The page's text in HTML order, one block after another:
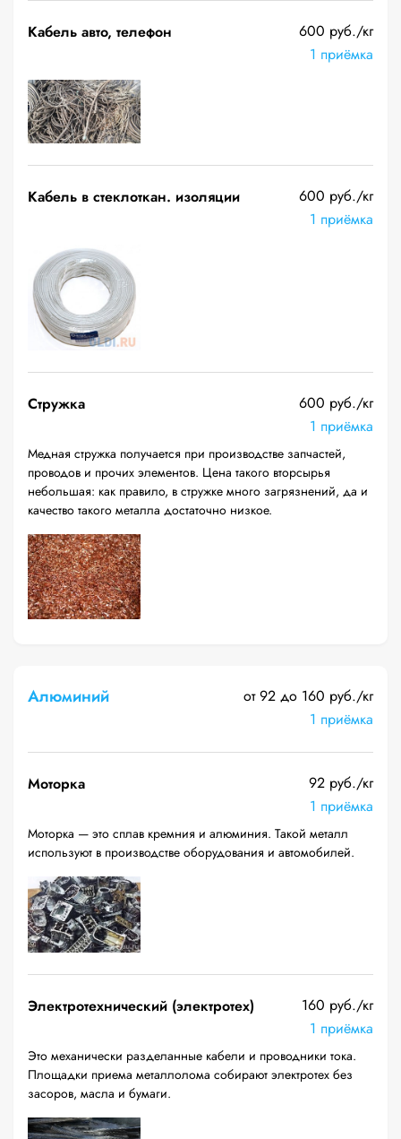
Кабель авто, телефон
600 руб./кг
1 приёмка
Кабель в стеклоткан. изоляции
600 руб./кг
1 приёмка
Стружка
600 руб./кг
1 приёмка
Медная стружка получается при производстве запчастей,
проводов и прочих элементов. Цена такого вторсырья
небольшая: как правило, в стружке много загрязнений, да и
качество такого металла достаточно низкое.
Алюминий
от 92 до 160 руб./кг
1 приёмка
Моторка
92 руб./кг
1 приёмка
Моторка — это сплав кремния и алюминия. Такой металл
используют в производстве оборудования и автомобилей.
Электротехнический (электротех)
160 руб./кг
1 приёмка
Это механически разделанные кабели и проводники тока.
Площадки приема металлолома собирают электротех без
засоров, масла и бумаги.